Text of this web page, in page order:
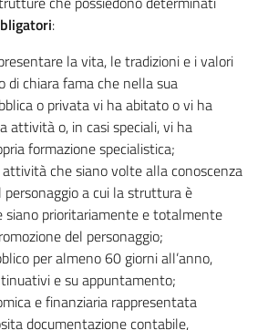
:
la vita, le tradizioni e i valori
di chiara fama che nella sua
o privata vi ha abitato o vi ha
attività o, in casi speciali, vi ha
formazione specialistica;
che siano volte alla conoscenza
personaggio a cui la struttura è
siano prioritariamente e totalmente
del personaggio;
per almeno 60 giorni all’anno,
e su appuntamento;
e finanziaria rappresentata
documentazione contabile,